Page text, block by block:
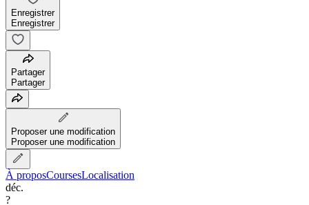
Enregistrer
Enregistrer
Partager
Partager
Proposer une modification
Proposer une modification
À proposCoursesLocalisation
déc.
?